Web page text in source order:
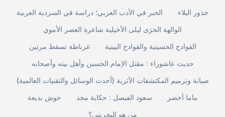
الخبر في الأدب العربي؛ دراسة في السردية العربية
جذور البلاء
الوالهة الحرَى ليلى الأخيلية شاعرة العصر الأموي
غرناطة تسقط مرتين
الفوادح الحسينية والقوادح البينية
حديث عاشوراء : مقتل الإمام الحسين وأهل بيته وأصحابه
صيانة وترميم المكتشفات الأثرية (أحدث الوسائل والتقنيات العالمية)
حوش بديعة
سعود الفيصل : حكاية مجد
ماما أخضر
من هو البحريني؟